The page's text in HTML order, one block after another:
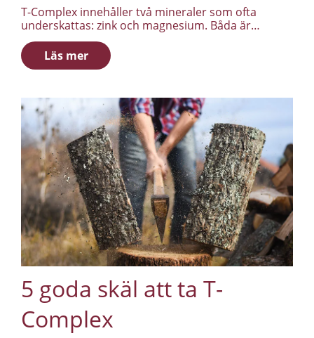
T-Complex innehåller två mineraler som ofta
underskattas: zink och magnesium. Båda är
involverade i en rad processer i kroppen, och båda
är relevanta för män som vill ha ut mer av
vardagen.
Läs mer
5 goda skäl att ta T-
Complex